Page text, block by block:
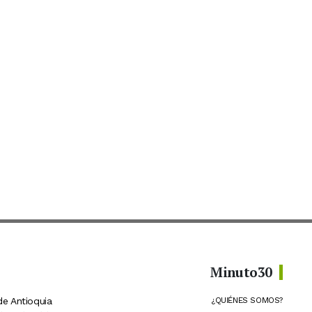
Antioquia
Minuto30
¿QUIÉNES SOMOS?